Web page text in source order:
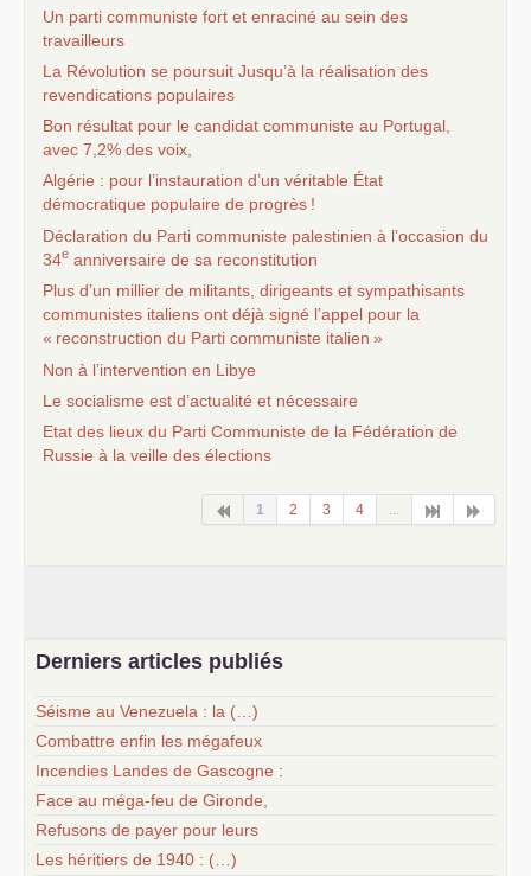
Un parti communiste fort et enraciné au sein des
travailleurs
La Révolution se poursuit Jusqu’à la réalisation des
revendications populaires
Bon résultat pour le candidat communiste au Portugal,
avec 7,2% des voix,
Algérie : pour l’instauration d’un véritable État
démocratique populaire de progrès !
Déclaration du Parti communiste palestinien à l’occasion du
34e anniversaire de sa reconstitution
Plus d’un millier de militants, dirigeants et sympathisants
communistes italiens ont déjà signé l’appel pour la
« reconstruction du Parti communiste italien »
Non à l’intervention en Libye
Le socialisme est d’actualité et nécessaire
Etat des lieux du Parti Communiste de la Fédération de
Russie à la veille des élections
1 2 3 4
Derniers articles publiés
Séisme au Venezuela : la (…)
Combattre enfin les mégafeux
Incendies Landes de Gascogne :
Face au méga-feu de Gironde,
Refusons de payer pour leurs
Les héritiers de 1940 : (…)